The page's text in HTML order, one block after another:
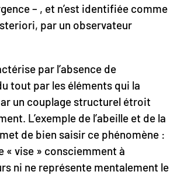
– , et n’est identifiée comme
par un observateur
par l’absence de
tout par les éléments qui la
un couplage structurel étroit
L’exemple de l’abeille et de la
de bien saisir ce phénomène :
« vise » consciemment à
ni ne représente mentalement le